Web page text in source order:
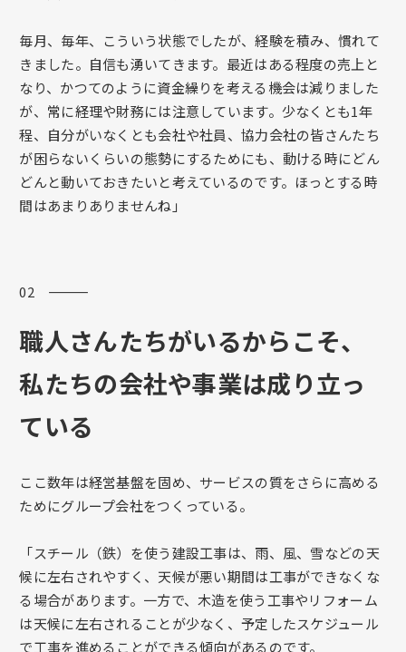
毎月、毎年、こういう状態でしたが、経験を積み、慣れて
きました。自信も湧いてきます。最近はある程度の売上と
なり、かつてのように資金繰りを考える機会は減りました
が、常に経理や財務には注意しています。少なくとも1年
程、自分がいなくとも会社や社員、協力会社の皆さんたち
が困らないくらいの態勢にするためにも、動ける時にどん
どんと動いておきたいと考えているのです。ほっとする時
間はあまりありませんね」
02 ―――
職人さんたちがいるからこそ、
私たちの会社や事業は成り立っ
ている
ここ数年は経営基盤を固め、サービスの質をさらに高める
ためにグループ会社をつくっている。
「スチール（鉄）を使う建設工事は、雨、風、雪などの天
候に左右されやすく、天候が悪い期間は工事ができなくな
る場合があります。一方で、木造を使う工事やリフォーム
は天候に左右されることが少なく、予定したスケジュール
で工事を進めることができる傾向があるのです。